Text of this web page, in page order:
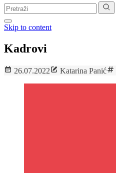
Pretraga:
Skip to content
Kadrovi
26.07.2022 Katarina Panić